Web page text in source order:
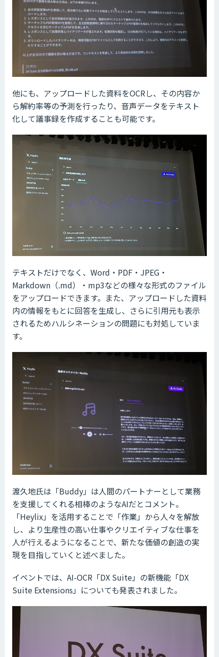
他にも、アップロードした資料をOCRし、その内容か
ら解約率等の予測を行ったり、音声データをテキスト
化して議事録を作成することも可能です。
テキストだけでなく、Word・PDF・JPEG・
Markdown（.md）・mp3などの様々な形式のファイル
をアップロードできます。また、アップロードした資料
内の情報をもとに回答を生成し、さらに引用元も表示
されるためハルシネーションの問題にも対処していま
す。
渡久地氏は「Buddy」は人間のパートナーとして業務
を支援してくれる相棒のようなAIだとコメント。
「Heylix」を活用することで「作業」から人々を解放
し、より生産性の高い仕事やクリエイティブな仕事を
人が行えるようになることで、新たな価値の創造の実
現を目指していくと述べました。
イベントでは、AI-OCR「DX Suite」の新機能「DX
Suite Extensions」についても発表されました。